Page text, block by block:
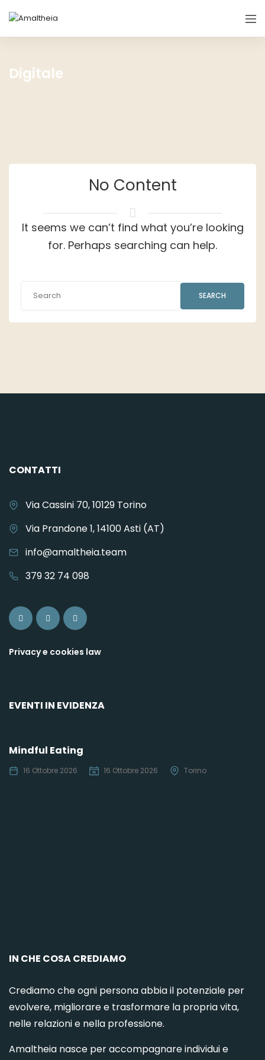
Digitale
No Content
It seems we can’t find what you’re looking
for. Perhaps searching can help.
SEARCH
CONTATTI
Via Cassini 70, 10129 Torino
Via Prandone 1, 14100 Asti (AT)
info@amaltheia.team
379 32 74 098
Privacy e cookies law
EVENTI IN EVIDENZA
Mindful Eating
16 Ottobre 2026 16 Ottobre 2026 Torino
IN CHE COSA CREDIAMO
Crediamo che ogni persona abbia il potenziale per
evolvere, migliorare e trasformare la propria vita,
nelle relazioni e nella professione.
Amaltheia nasce per accompagnare individui e